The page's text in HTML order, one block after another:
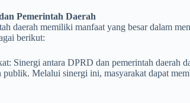
Pemerintah Daerah
daerah memiliki manfaat yang besar dalam
berikut:
Sinergi antara DPRD dan pemerintah daerah
publik. Melalui sinergi ini, masyarakat dapat